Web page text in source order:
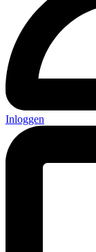
Inloggen